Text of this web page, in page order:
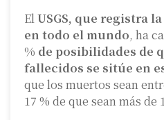
ElUSGS, que registra
en todo el mundo, ha
% de posibilidades de
fallecidos se sitúe en
que los muertos sean
17 % de que sean más de